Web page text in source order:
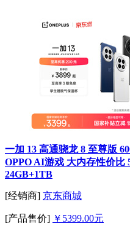
一加 13 高通骁龙 8 至尊版
OPPO AI游戏 大内存性价比
24GB+1TB
[经销商] 京东商城
[产品售价] ￥5399.00元